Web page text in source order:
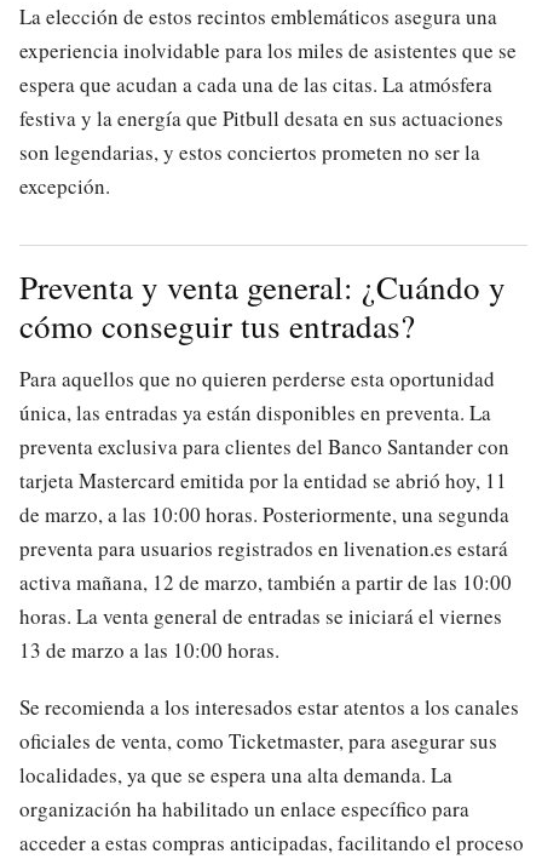
La elección de estos recintos emblemáticos asegura una
experiencia inolvidable para los miles de asistentes que se
espera que acudan a cada una de las citas. La atmósfera
festiva y la energía que Pitbull desata en sus actuaciones
son legendarias, y estos conciertos prometen no ser la
excepción.
Preventa y venta general: ¿Cuándo y
cómo conseguir tus entradas?
Para aquellos que no quieren perderse esta oportunidad
única, las entradas ya están disponibles en preventa. La
preventa exclusiva para clientes del Banco Santander con
tarjeta Mastercard emitida por la entidad se abrió hoy, 11
de marzo, a las 10:00 horas. Posteriormente, una segunda
preventa para usuarios registrados en livenation.es estará
activa mañana, 12 de marzo, también a partir de las 10:00
horas. La venta general de entradas se iniciará el viernes
13 de marzo a las 10:00 horas.
Se recomienda a los interesados estar atentos a los canales
oficiales de venta, como Ticketmaster, para asegurar sus
localidades, ya que se espera una alta demanda. La
organización ha habilitado un enlace específico para
acceder a estas compras anticipadas, facilitando el proceso